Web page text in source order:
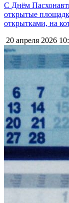
С Днём
открытые
открытками, на
20 апреля 2026